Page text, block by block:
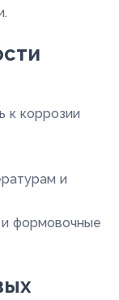
к коррозии
и
формовочные